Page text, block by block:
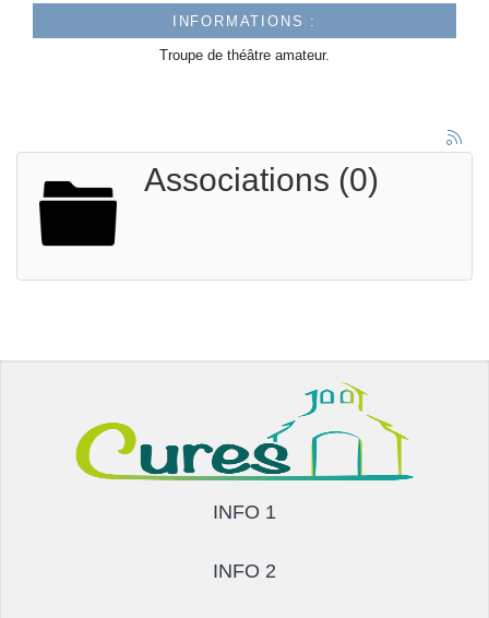
INFORMATIONS :
Troupe de théâtre amateur.
Associations (0)
INFO 1
INFO 2